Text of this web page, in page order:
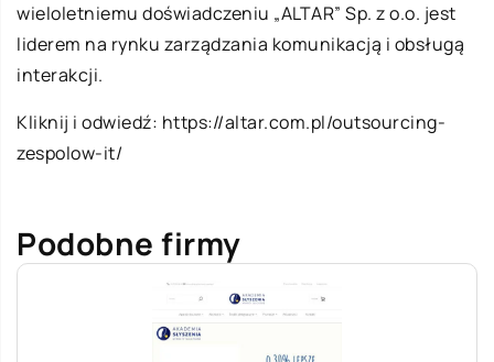
wieloletniemu doświadczeniu „ALTAR” Sp. z o.o. jest
liderem na rynku zarządzania komunikacją i obsługą
interakcji.
Kliknij i odwiedź: https://altar.com.pl/outsourcing-
zespolow-it/
Podobne firmy